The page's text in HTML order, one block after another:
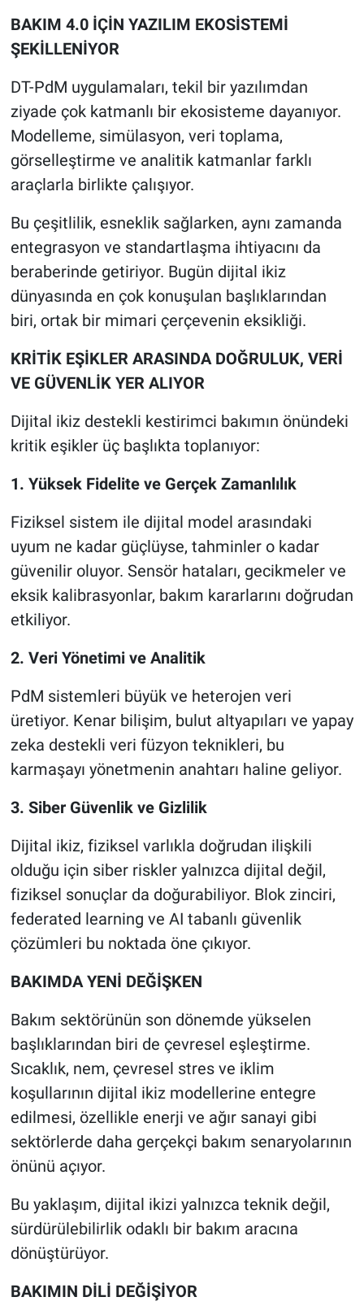
BAKIM 4.0 İÇİN YAZILIM EKOSİSTEMİ
ŞEKİLLENİYOR
DT-PdM uygulamaları, tekil bir yazılımdan
ziyade çok katmanlı bir ekosisteme dayanıyor.
Modelleme, simülasyon, veri toplama,
görselleştirme ve analitik katmanlar farklı
araçlarla birlikte çalışıyor.
Bu çeşitlilik, esneklik sağlarken, aynı zamanda
entegrasyon ve standartlaşma ihtiyacını da
beraberinde getiriyor. Bugün dijital ikiz
dünyasında en çok konuşulan başlıklarından
biri, ortak bir mimari çerçevenin eksikliği.
KRİTİK EŞİKLER ARASINDA DOĞRULUK, VERİ
VE GÜVENLİK YER ALIYOR
Dijital ikiz destekli kestirimci bakımın önündeki
kritik eşikler üç başlıkta toplanıyor:
1. Yüksek Fidelite ve Gerçek Zamanlılık
Fiziksel sistem ile dijital model arasındaki
uyum ne kadar güçlüyse, tahminler o kadar
güvenilir oluyor. Sensör hataları, gecikmeler ve
eksik kalibrasyonlar, bakım kararlarını doğrudan
etkiliyor.
2. Veri Yönetimi ve Analitik
PdM sistemleri büyük ve heterojen veri
üretiyor. Kenar bilişim, bulut altyapıları ve yapay
zeka destekli veri füzyon teknikleri, bu
karmaşayı yönetmenin anahtarı haline geliyor.
3. Siber Güvenlik ve Gizlilik
Dijital ikiz, fiziksel varlıkla doğrudan ilişkili
olduğu için siber riskler yalnızca dijital değil,
fiziksel sonuçlar da doğurabiliyor. Blok zinciri,
federated learning ve AI tabanlı güvenlik
çözümleri bu noktada öne çıkıyor.
BAKIMDA YENİ DEĞİŞKEN
Bakım sektörünün son dönemde yükselen
başlıklarından biri de çevresel eşleştirme.
Sıcaklık, nem, çevresel stres ve iklim
koşullarının dijital ikiz modellerine entegre
edilmesi, özellikle enerji ve ağır sanayi gibi
sektörlerde daha gerçekçi bakım senaryolarının
önünü açıyor.
Bu yaklaşım, dijital ikizi yalnızca teknik değil,
sürdürülebilirlik odaklı bir bakım aracına
dönüştürüyor.
BAKIMIN DİLİ DEĞİŞİYOR